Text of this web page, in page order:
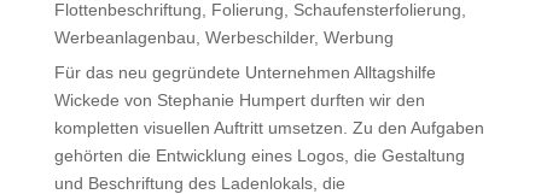
Flottenbeschriftung
Folierung Schaufensterfolierung
Werbeanlagenbau Werbeschilder, Werbung
Für das neu gegründete Unternehmen Alltagshilfe
Wickede von Stephanie Humpert durften wir den
kompletten visuellen Auftritt umsetzen. Zu den Aufgaben
gehörten die Entwicklung eines Logos, die Gestaltung
und Beschriftung des Ladenlokals, die